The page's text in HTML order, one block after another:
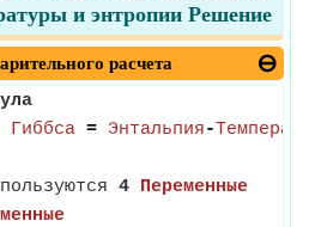
и энтропии Решение
расчета
Гиббса = Энтальпия-
4 Переменные